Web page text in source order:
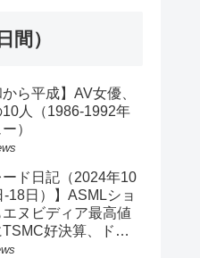
間）
から平成】AV女優、
人（1986-1992年
）
ード日記（2024年10
-18日）】ASMLショ
エヌビディア最高値
好決算、ドル
150円台、円安株高